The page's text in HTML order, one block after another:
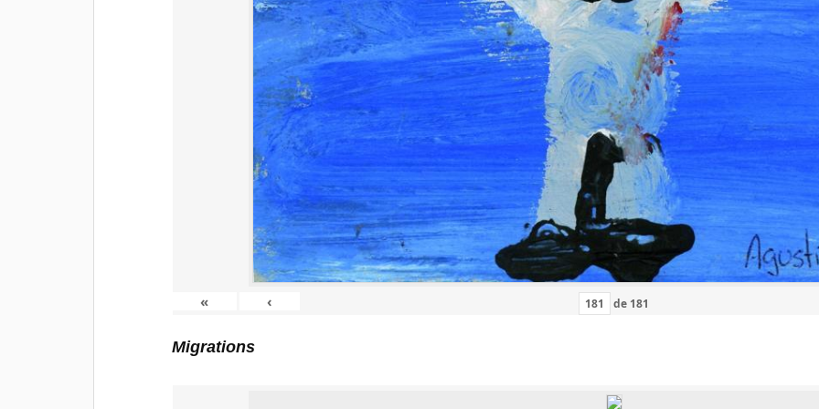
« ‹ de 181
Migrations